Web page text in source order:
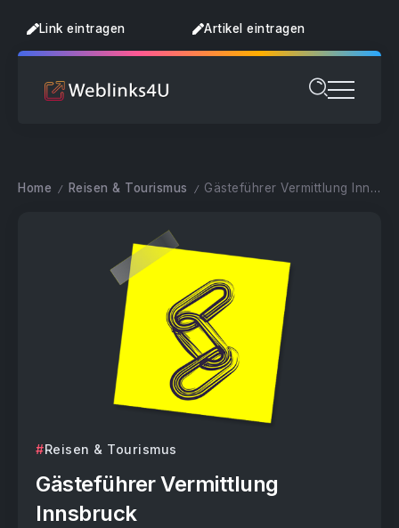
Link eintragen Artikel eintragen
Home / Reisen & Tourismus / Gästeführer Vermittlung Innsbruck
Reisen & Tourismus
Gästeführer Vermittlung
Innsbruck